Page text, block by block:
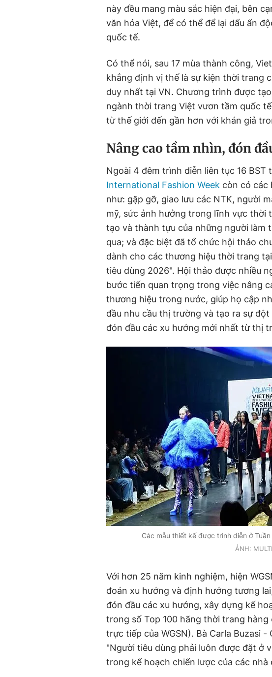
này đều mang màu sắc hiện đại, bên
văn hóa Việt, để có thể để lại dấu ấn
quốc tế.
Có thể nói, sau 17 mùa thành công,
khẳng định vị thế là sự kiện thời trang
duy nhất tại VN. Chương trình được
ngành thời trang Việt vươn tầm quốc
từ thế giới đến gần hơn với khán giả
Nâng cao tầm nhìn, đón
Ngoài 4 đêm trình diễn liên tục 16 BST
International Fashion Week còn có các
như: gặp gỡ, giao lưu các NTK, người
mỹ, sức ảnh hưởng trong lĩnh vực thời
tạo và thành tựu của những người
qua; và đặc biệt đã tổ chức hội thảo
dành cho các thương hiệu thời trang
tiêu dùng 2026". Hội thảo được nhiều
bước tiến quan trọng trong việc nâng
thương hiệu trong nước, giúp họ cập
đầu nhu cầu thị trường và tạo ra sự
đón đầu các xu hướng mới nhất từ thị
Các mẫu thiết kế được trình diễn ở
ẢNH:
Với hơn 25 năm kinh nghiệm, hiện
đoán xu hướng và định hướng tương
đón đầu các xu hướng, xây dựng kế
trong số Top 100 hãng thời trang
trực tiếp của WGSN). Bà Carla Buzasi
"Người tiêu dùng phải luôn được đặt ở
trong kế hoạch chiến lược của các nhà